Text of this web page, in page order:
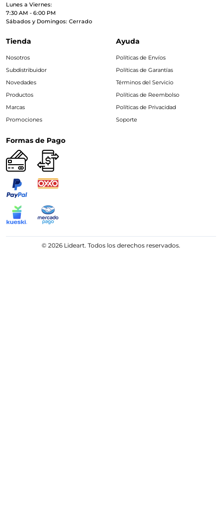
Lunes a Viernes:
7:30 AM - 6:00 PM
Sábados y Domingos: Cerrado
Tienda
Nosotros
Subdistribuidor
Novedades
Productos
Marcas
Promociones
Ayuda
Políticas de Envíos
Políticas de Garantías
Términos del Servicio
Políticas de Reembolso
Políticas de Privacidad
Soporte
Formas de Pago
© 2026 Lideart. Todos los derechos reservados.